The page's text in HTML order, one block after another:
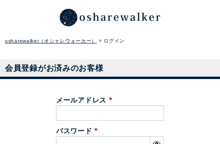
osharewalker（オシャレウォーカー） ログイン
会員登録がお済みのお客様
メールアドレス
必
パスワード